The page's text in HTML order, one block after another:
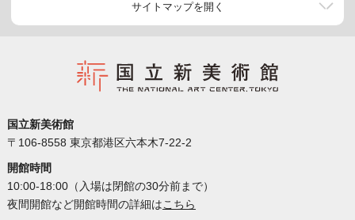
サイトマップを開く
国立新美術館
〒106-8558 東京都港区六本木7-22-2
開館時間
10:00-18:00（入場は閉館の30分前まで）
夜間開館など開館時間の詳細はこちら